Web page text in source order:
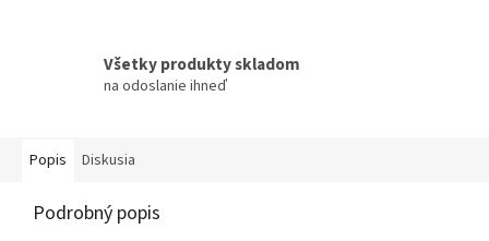
Všetky produkty skladom
na odoslanie ihneď
Popis Diskusia
Podrobný popis